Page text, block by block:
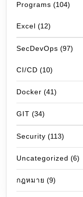
Programs (104)
Excel (12)
SecDevOps (97)
CI/CD (10)
Docker (41)
GIT (34)
Security (113)
Uncategorized (6)
กฎหมาย (9)